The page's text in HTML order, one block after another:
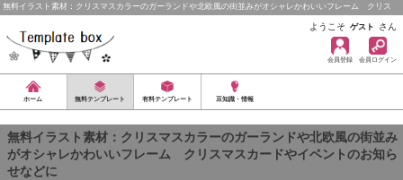
無料イラスト素材：クリスマスカラーのガーランドや北欧風の街並みがオシャレかわいいフレーム クリス
マ…
ようこそ ゲスト さん
会員登録 会員ログイン
ホーム 無料テンプレート 有料テンプレート 豆知識・情報
無料イラスト素材：クリスマスカラーのガーランドや北欧風の街並み
がオシャレかわいいフレーム クリスマスカードやイベントのお知ら
せなどに